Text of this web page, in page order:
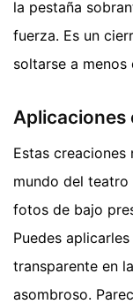
la pestaña
fuerza. Es un
soltarse a
Aplicaciones
Estas creaciones
mundo del teatro
fotos de bajo
Puedes
transparente en
asombroso.